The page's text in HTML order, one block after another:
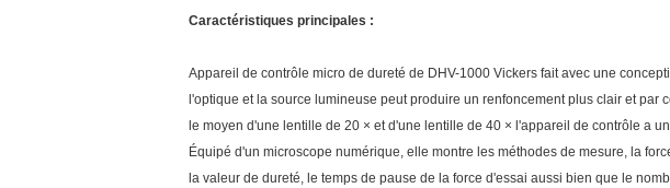
Caractéristiques principales :
Appareil de contrôle micro de dureté de DHV-1000 Vickers fait avec une
l'optique et la source lumineuse peut produire un renfoncement plus clair et par
le moyen d'une lentille de 20 × et d'une lentille de 40 × l'appareil de contrôle a
Équipé d'un microscope numérique, elle montre les méthodes de mesure, la
la valeur de dureté, le temps de pause de la force d'essai aussi bien que le